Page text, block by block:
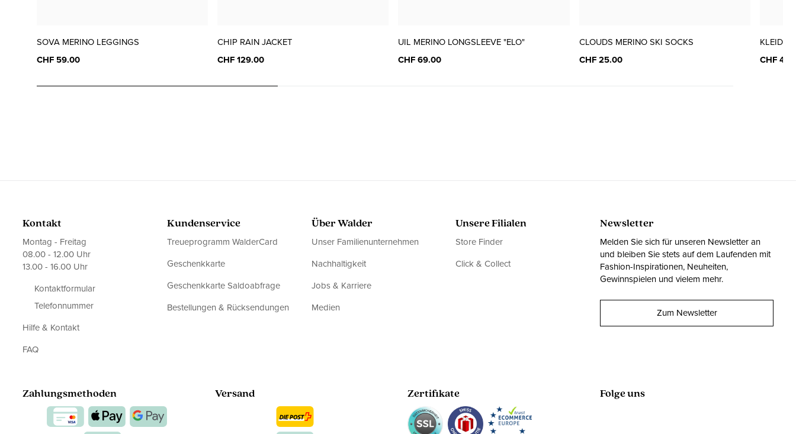
SOVA MERINO LEGGINGS
CHF 59.00
CHIP RAIN JACKET
CHF 129.00
UIL MERINO LONGSLEEVE "ELO"
CHF 69.00
CLOUDS MERINO SKI SOCKS
CHF 25.00
KLEID
CHF
Kontakt
Montag - Freitag
08.00 - 12.00 Uhr
13.00 - 16.00 Uhr
Kontaktformular
Telefonnummer
Hilfe & Kontakt
FAQ
Kundenservice
Treueprogramm WalderCard
Geschenkkarte
Geschenkkarte Saldoabfrage
Bestellungen & Rücksendungen
Über Walder
Unser Familienunternehmen
Nachhaltigkeit
Jobs & Karriere
Medien
Unsere Filialen
Store Finder
Click & Collect
Newsletter
Melden Sie sich für unseren Newsletter an
und bleiben Sie stets auf dem Laufenden mit
Fashion-Inspirationen, Neuheiten,
Gewinnspielen und vielem mehr.
Zum Newsletter
Zahlungsmethoden Versand Zertifikate Folge uns